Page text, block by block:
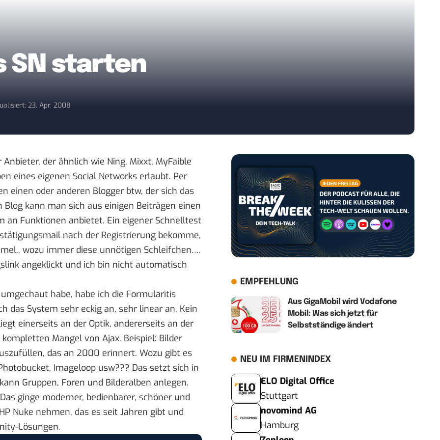
SN starten
23. Apr. 2008
der ähnlich wie Ning, Mixxt, MyFaible
eines eigenen Social Networks erlaubt. Per
einen oder anderen Blogger btw, der sich das
Blog kann man sich aus einigen Beiträgen einen
an Funktionen anbietet. Ein eigener Schnelltest
nach der Registrierung bekomme,
wozu immer diese unnötigen Schleifchen….
angeklickt und ich bin nicht automatisch
habe, habe ich die Formularitis
das System sehr eckig an, sehr linear an. Kein
einerseits an der Optik, andererseits an der
Mangel von Ajax. Beispiel: Bilder
das an 2000 erinnert. Wozu gibt es
Imageloop usw??? Das setzt sich in
Gruppen, Foren und Bilderalben anlegen.
ginge moderner, bedienbarer, schöner und
Nuke nehmen, das es seit Jahren gibt und
Lösungen.
EMPFEHLUNG
Aus GigaMobil wird Vodafone
Mobil: Was sich jetzt für
Selbstständige ändert
NEU IM FIRMENINDEX
ELO Digital Office
Stuttgart
novomind AG
Hamburg